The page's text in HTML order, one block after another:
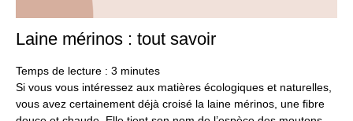
Laine mérinos : tout savoir
Temps de lecture : 3 minutes
Si vous vous intéressez aux matières écologiques et naturelles,
vous avez certainement déjà croisé la laine mérinos, une fibre